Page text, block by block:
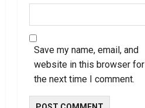
Save my name, email, and
website in this browser for
the next time I comment.